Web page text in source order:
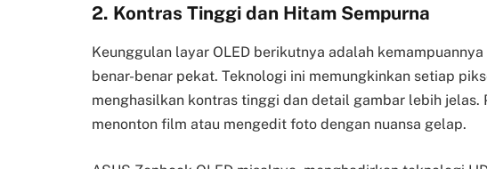
2. Kontras Tinggi dan Hitam Sempurna
Keunggulan layar OLED berikutnya adalah
benar-benar pekat. Teknologi ini memungkinkan setiap
menghasilkan kontras tinggi dan detail gambar lebih jelas.
menonton film atau mengedit foto dengan nuansa gelap.